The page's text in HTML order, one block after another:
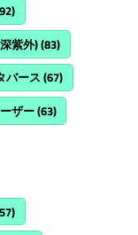
紫外)(83)
バース(67)
ザー(63)